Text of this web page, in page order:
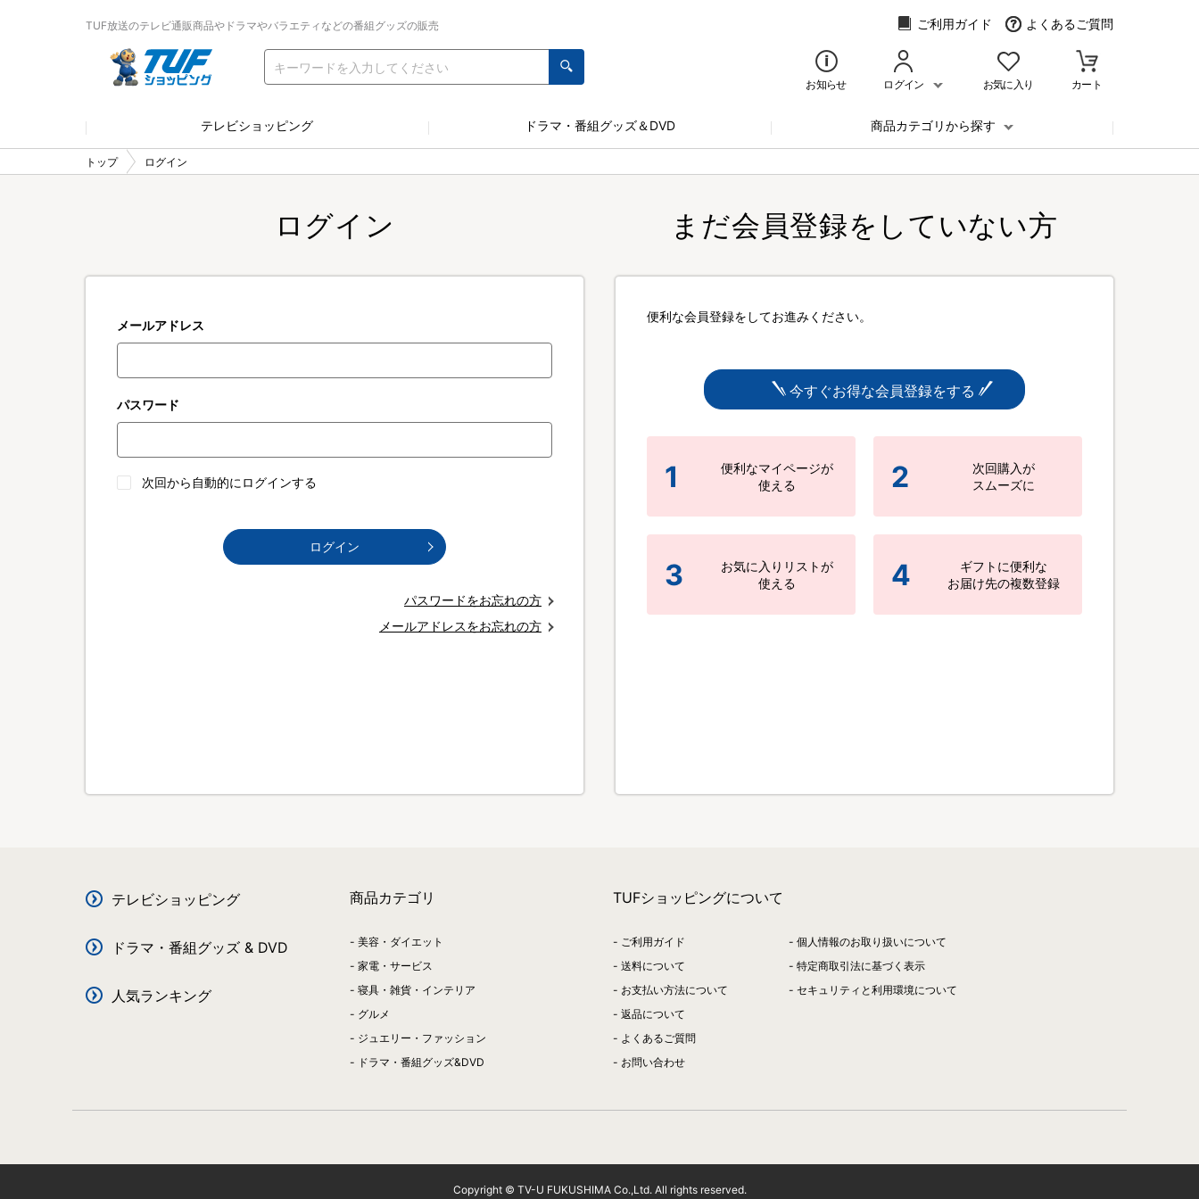
TUF放送のテレビ通販商品やドラマやバラエティなどの番組グッズの販売 ご利用ガイド よくあるご質問
お知らせ ログイン お気に入り カート
テレビショッピング ドラマ・番組グッズ＆DVD 商品カテゴリから探す
トップ ログイン
ログイン
メールアドレス
パスワード
次回から自動的にログインする
ログイン
パスワードをお忘れの方
メールアドレスをお忘れの方
まだ会員登録をしていない方
便利な会員登録をしてお進みください。
今すぐお得な会員登録をする
1
便利なマイページが
使える
2
次回購入が
スムーズに
3
お気に入りリストが
使える
4
ギフトに便利な
お届け先の複数登録
テレビショッピング
ドラマ・番組グッズ & DVD
人気ランキング
商品カテゴリ
美容・ダイエット
家電・サービス
寝具・雑貨・インテリア
グルメ
ジュエリー・ファッション
ドラマ・番組グッズ&DVD
TUFショッピングについて
ご利用ガイド
送料について
お支払い方法について
返品について
よくあるご質問
お問い合わせ
個人情報のお取り扱いについて
特定商取引法に基づく表示
セキュリティと利用環境について
Copyright © TV-U FUKUSHIMA Co.,Ltd. All rights reserved.